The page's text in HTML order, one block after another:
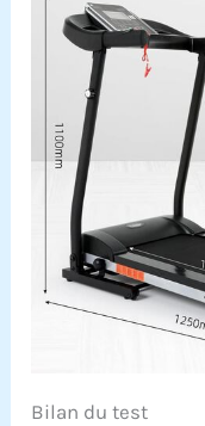
Bilan du test